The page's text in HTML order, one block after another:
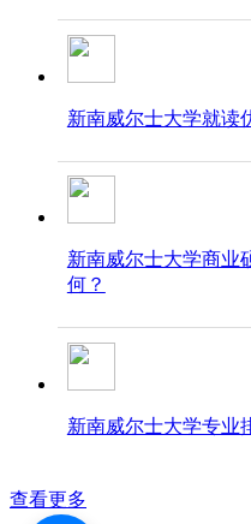
新南威尔士大学就读
新南威尔士大学商业
何？
新南威尔士大学专业
查看更多